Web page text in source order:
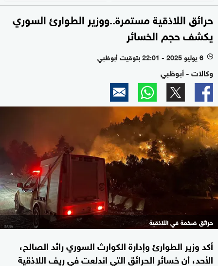
حرائق اللاذقية مستمرة..ووزير الطوارئ السوري
يكشف حجم الخسائر
l 6 يوليو 2025 - 22:01 بتوقيت أبوظبي
وكالات - أبوظبي
حرائق ضخمة في اللاذقية
أكد وزير الطوارئ وإدارة الكوارث السوري رائد الصالح،
الأحد، أن خسائر الحرائق التي اندلعت في ريف اللاذقية